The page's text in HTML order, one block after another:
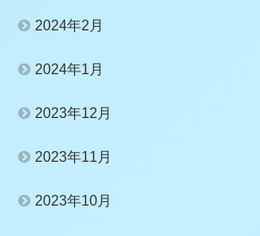
2024年2月
2024年1月
2023年12月
2023年11月
2023年10月